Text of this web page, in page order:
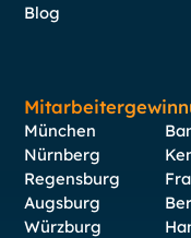
Blog
München
Nürnberg
Regensburg
Augsburg
Würzburg